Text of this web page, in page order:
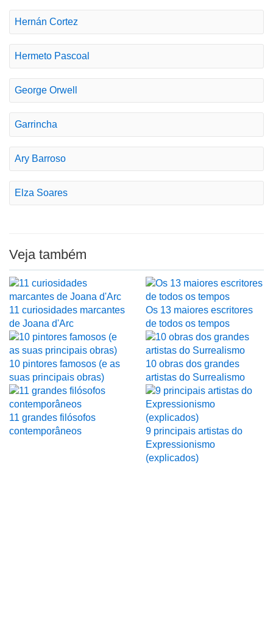
Hernán Cortez
Hermeto Pascoal
George Orwell
Garrincha
Ary Barroso
Elza Soares
Veja também
11 curiosidades marcantes
de Joana d'Arc
Os 13 maiores escritores
de todos os tempos
10 pintores famosos (e as
suas principais obras)
10 obras dos grandes
artistas do Surrealismo
11 grandes filósofos
contemporâneos
9 principais artistas do
Expressionismo
(explicados)